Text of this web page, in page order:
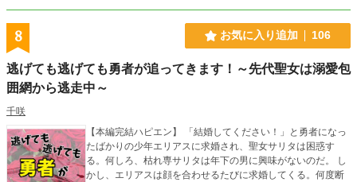
8 お気に入り追加 106
逃げても逃げても勇者が追ってきます！～先代聖女は溺愛包
囲網から逃走中～
千咲
【本編完結ハピエン】 「結婚してください！」と勇者になっ
たばかりの少年エリアスに求婚され、聖女サリタは困惑す
る。何しろ、枯れ専サリタは年下の男に興味がないのだ。 し
かし、エリアスは顔を合わせるたびに求婚してくる。何度断